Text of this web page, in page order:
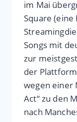
im Mai
Square
Songs mit
zur
der
wegen einer
Act“ zu den
nach